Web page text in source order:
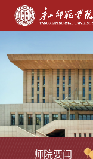
师院要闻